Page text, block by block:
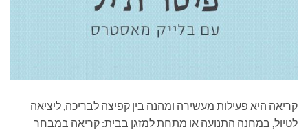
קריאה היא פעילות מעשירה ומהנה בין קפיצה לבריכה, ליציאה
לטיול, במחנה התנועה או מתחת למזגן בבית: קריאה במבחר